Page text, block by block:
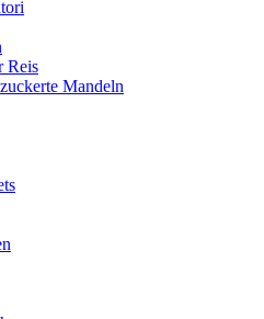
Reis
Mandeln